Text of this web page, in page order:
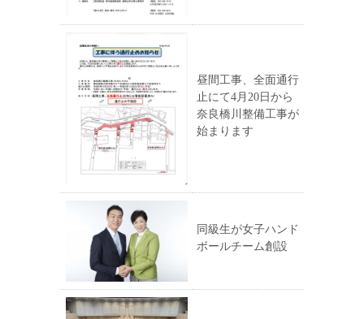
昼間工事、全面通行
止にて4月20日から
奈良橋川整備工事が
始まります
同級生が女子ハンド
ボールチーム創設